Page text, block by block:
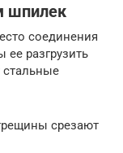
шпилек
соединения
разгрузить
стальные
срезают